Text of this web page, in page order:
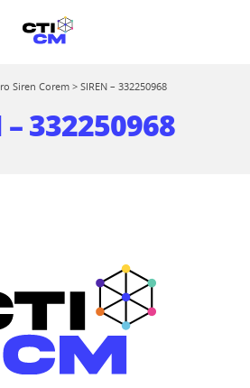
Siren Corem > SIREN – 332250968
– 332250968